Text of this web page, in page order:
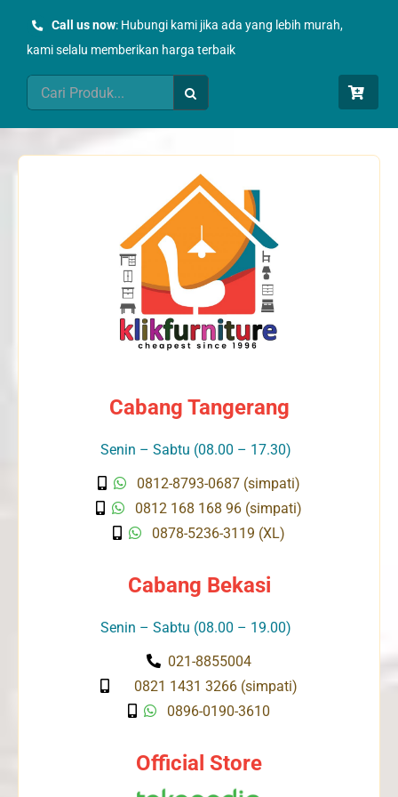
Call us now: Hubungi kami jika ada yang lebih murah,
kami selalu memberikan harga terbaik
Search
for:
Cabang Tangerang
Senin – Sabtu (08.00 – 17.30)
0812-8793-0687 (simpati)
0812 168 168 96 (simpati)
0878-5236-3119 (XL)
Cabang Bekasi
Senin – Sabtu (08.00 – 19.00)
021-8855004
0821 1431 3266 (simpati)
0896-0190-3610
Official Store